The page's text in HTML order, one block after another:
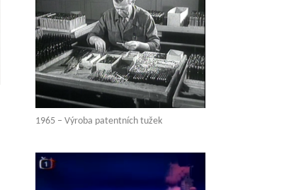
1965 – Výroba patentních tužek